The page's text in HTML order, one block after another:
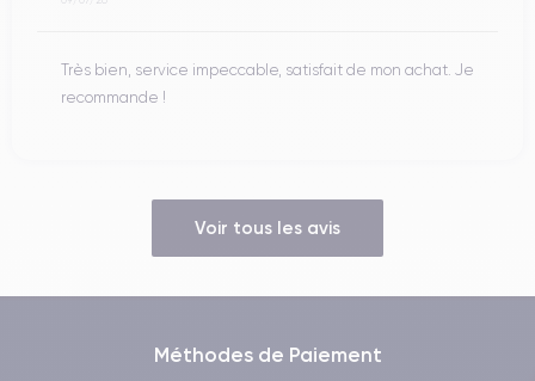
Très bien, service impeccable, satisfait de mon achat. Je
recommande !
Voir tous les avis
Méthodes de Paiement